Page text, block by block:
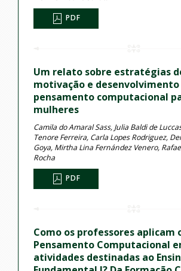
PDF
Um relato sobre estratégias
motivação e desenvolvimento
pensamento computacional
mulheres
Camila do Amaral Sass, Julia Baldi de
Tenore Ferreira, Carla Lopes Rodriguez,
Goya, Mirtha Lina Fernández Venero,
Rocha
PDF
Como os professores aplicam
Pensamento Computacional
atividades destinadas ao